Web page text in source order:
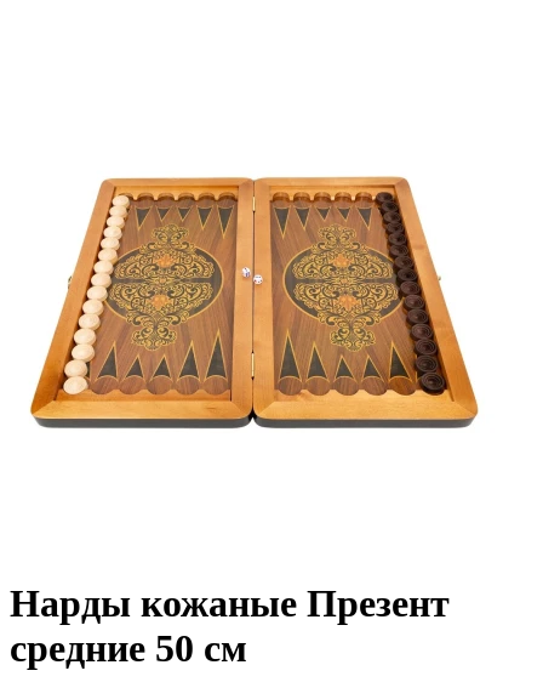
Нарды кожаные Презент
средние 50 см